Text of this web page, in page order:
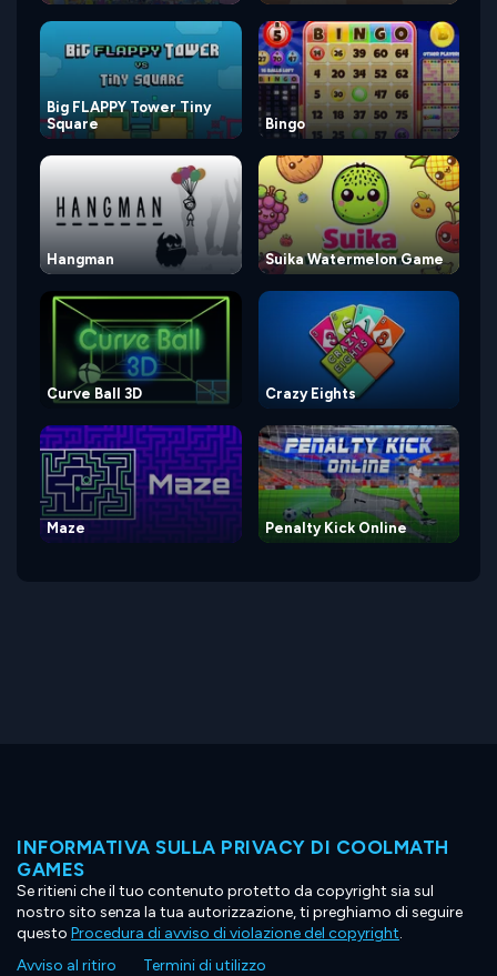
Big FLAPPY Tower Tiny
Square
Bingo
Hangman Suika Watermelon Game
Curve Ball 3D Crazy Eights
Maze Penalty Kick Online
INFORMATIVA SULLA PRIVACY DI COOLMATH
GAMES
Se ritieni che il tuo contenuto protetto da copyright sia sul
nostro sito senza la tua autorizzazione, ti preghiamo di seguire
questo Procedura di avviso di violazione del copyright.
Avviso al ritiro
Termini di utilizzo